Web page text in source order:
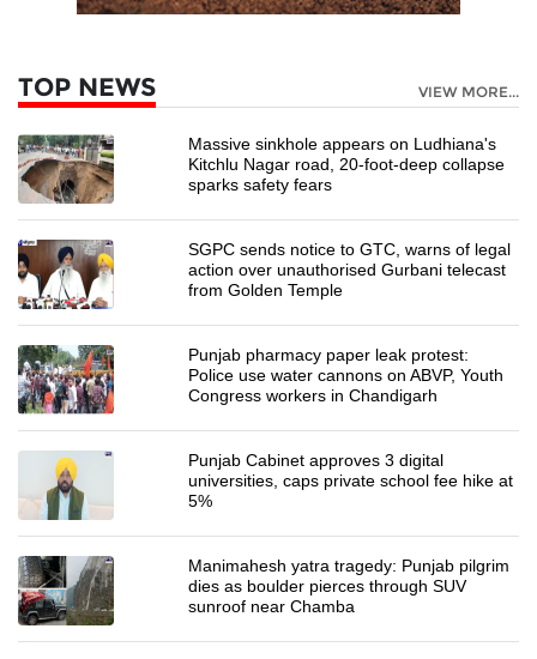
TOP NEWS VIEW MORE...
Massive sinkhole appears on Ludhiana's
Kitchlu Nagar road, 20-foot-deep collapse
sparks safety fears
SGPC sends notice to GTC, warns of legal
action over unauthorised Gurbani telecast
from Golden Temple
Punjab pharmacy paper leak protest:
Police use water cannons on ABVP, Youth
Congress workers in Chandigarh
Punjab Cabinet approves 3 digital
universities, caps private school fee hike at
5%
Manimahesh yatra tragedy: Punjab pilgrim
dies as boulder pierces through SUV
sunroof near Chamba